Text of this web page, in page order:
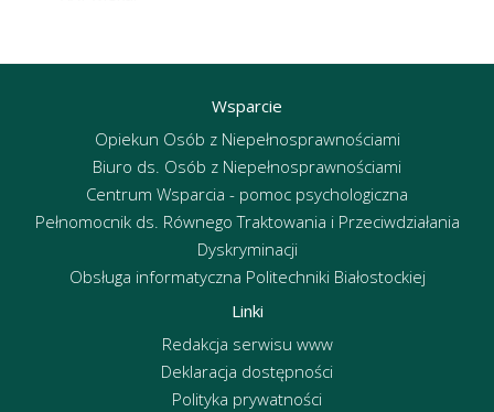
Wsparcie
Opiekun Osób z Niepełnosprawnościami
Biuro ds. Osób z Niepełnosprawnościami
Centrum Wsparcia - pomoc psychologiczna
Pełnomocnik ds. Równego Traktowania i Przeciwdziałania
Dyskryminacji
Obsługa informatyczna Politechniki Białostockiej
Linki
Redakcja serwisu www
Deklaracja dostępności
Polityka prywatności